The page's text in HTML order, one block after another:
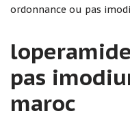
ordonnance ou pas
pas
maroc